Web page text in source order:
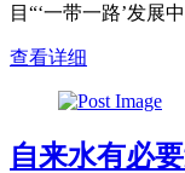
目“‘一带一路’发展
查看详细
自来水有必